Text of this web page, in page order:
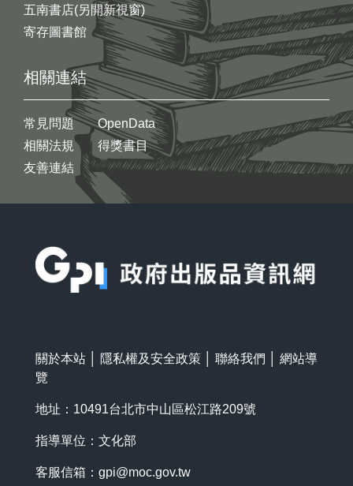
五南書店(另開新視窗)
寄存圖書館
相關連結
常見問題
相關法規
友善連結
OpenData
得獎書目
關於本站 隱私權及安全政策 聯絡我們
網站導
覽
地址：10491台北市中山區松江路209號
指導單位：文化部
客服信箱： gpi@moc.gov.tw